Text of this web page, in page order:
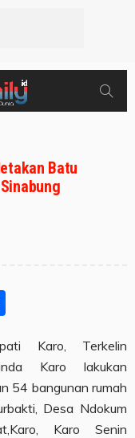
Batu
Karo, Terkelin
Karo lakukan
54 bangunan rumah
Desa Ndokum
Karo Senin